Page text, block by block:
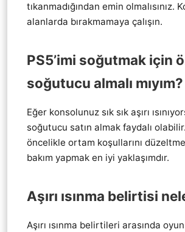
tıkanmadığından emin olmalısınız.
alanlarda bırakmamaya çalışın.
PS5’imi soğutmak için
soğutucu almalı mıyım?
Eğer konsolunuz sık sık aşırı
soğutucu satın almak faydalı
öncelikle ortam koşullarını
bakım yapmak en iyi yaklaşımdır.
Aşırı ısınma belirtisi
Aşırı ısınma belirtileri arasında oyun